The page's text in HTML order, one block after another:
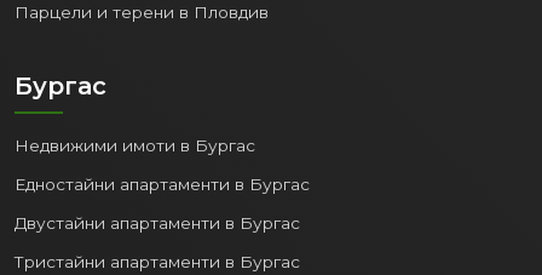
Парцели и терени в Пловдив
Бургас
Недвижими имоти в Бургас
Едностайни апартаменти в Бургас
Двустайни апартаменти в Бургас
Тристайни апартаменти в Бургас